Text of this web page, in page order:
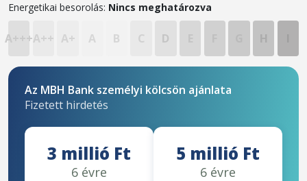
Energetikai besorolás: Nincs meghatározva
A+++A++ A+ A B C D
Az MBH Bank személyi kölcsön ajánlata
Fizetett hirdetés
3 millió Ft
6 évre
5 millió Ft
6 évre